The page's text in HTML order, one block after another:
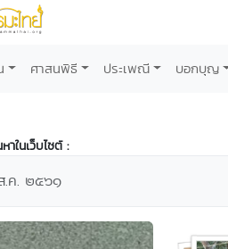
ศาสนพิธี ประเพณี บอกบุญ
าในเว็บไซต์ :
.ค. ๒๕๖๑